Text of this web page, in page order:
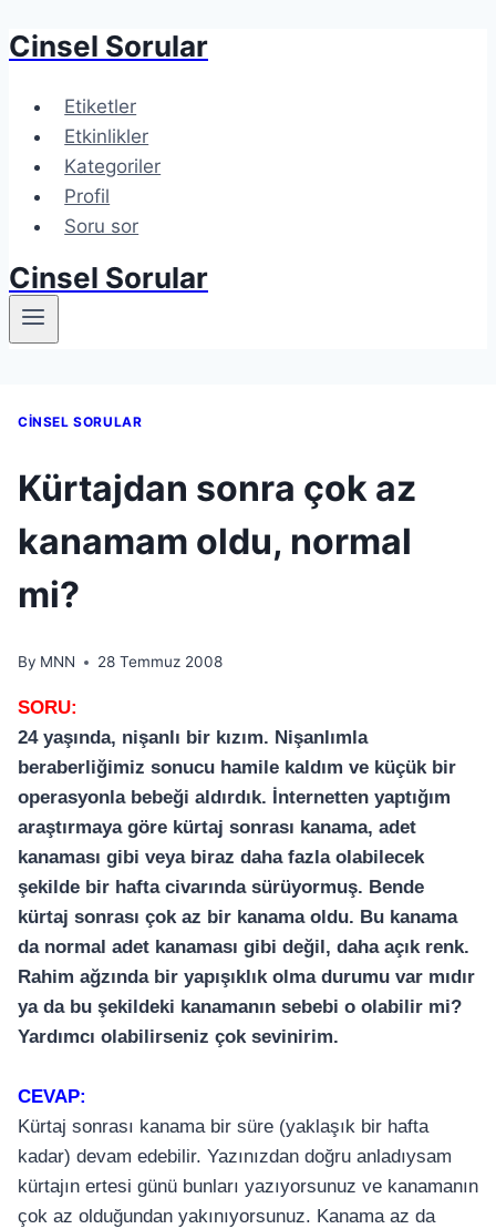
Cinsel Sorular
Etiketler
Etkinlikler
Kategoriler
Profil
Soru sor
Cinsel Sorular
CINSEL SORULAR
Kürtajdan sonra çok az
kanamam oldu, normal
mi?
By MNN 28 Temmuz 2008
SORU:
24 yaşında, nişanlı bir kızım. Nişanlımla
beraberliğimiz sonucu hamile kaldım ve küçük bir
operasyonla bebeği aldırdık. İnternetten yaptığım
araştırmaya göre kürtaj sonrası kanama, adet
kanaması gibi veya biraz daha fazla olabilecek
şekilde bir hafta civarında sürüyormuş. Bende
kürtaj sonrası çok az bir kanama oldu. Bu kanama
da normal adet kanaması gibi değil, daha açık renk.
Rahim ağzında bir yapışıklık olma durumu var mıdır
ya da bu şekildeki kanamanın sebebi o olabilir mi?
Yardımcı olabilirseniz çok sevinirim.
CEVAP:
Kürtaj sonrası kanama bir süre (yaklaşık bir hafta
kadar) devam edebilir. Yazınızdan doğru anladıysam
kürtajın ertesi günü bunları yazıyorsunuz ve kanamanın
çok az olduğundan yakınıyorsunuz. Kanama az da